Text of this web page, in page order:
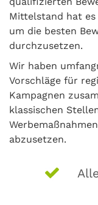
Mittelstand hat es
um die besten
durchzusetzen.
Wir haben
Vorschläge für
Kampagnen
klassischen
abzusetzen.